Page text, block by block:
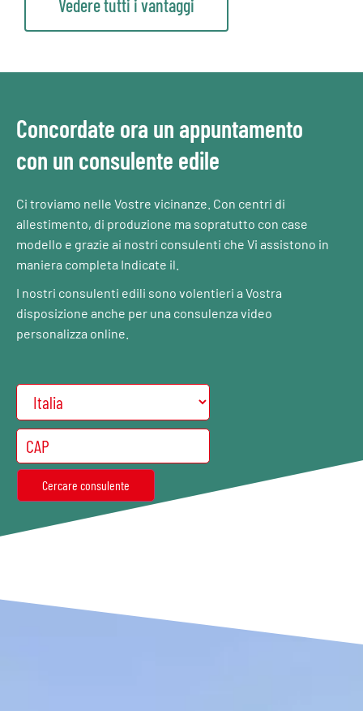
Vedere tutti i vantaggi
Concordate ora un appuntamento
con un consulente edile
Ci troviamo nelle Vostre vicinanze. Con centri di
allestimento, di produzione ma sopratutto con case
modello e grazie ai nostri consulenti che Vi assistono in
maniera completa Indicate il.
I nostri consulenti edili sono volentieri a Vostra
disposizione anche per una consulenza video
personalizza online.